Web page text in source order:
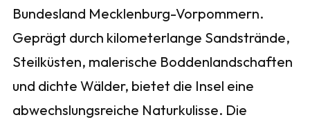
Bundesland Mecklenburg-Vorpommern.
Geprägt durch kilometerlange Sandstrände,
Steilküsten, malerische Boddenlandschaften
und dichte Wälder, bietet die Insel eine
abwechslungsreiche Naturkulisse. Die